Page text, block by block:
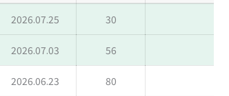
2026.07.25 30
2026.07.03 56
2026.06.23 80